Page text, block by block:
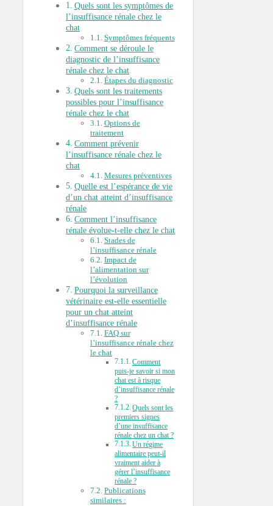
Quels sont les symptômes de
l’insuffisance rénale chez le
chat
Symptômes fréquents
Comment se déroule le
diagnostic de l’insuffisance
rénale chez le chat
Étapes du diagnostic
Quels sont les traitements
possibles pour l’insuffisance
rénale chez le chat
Options de
traitement
Comment prévenir
l’insuffisance rénale chez le
chat
Mesures préventives
Quelle est l’espérance de vie
d’un chat atteint d’insuffisance
rénale
Comment l’insuffisance
rénale évolue-t-elle chez le chat
Stades de
l’insuffisance rénale
Impact de
l’alimentation sur
l’évolution
Pourquoi la surveillance
vétérinaire est-elle essentielle
pour un chat atteint
d’insuffisance rénale
FAQ sur
l’insuffisance rénale chez
le chat
Comment
puis-je savoir si mon
chat est à risque
d’insuffisance rénale
?
Quels sont les
premiers signes
d’une insuffisance
rénale chez un chat ?
Un régime
alimentaire peut-il
vraiment aider à
gérer l’insuffisance
rénale ?
Publications
similaires :